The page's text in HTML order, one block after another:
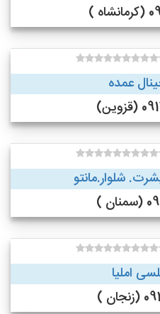
)
عمده
شلوار.مانتو
)
املیا
)